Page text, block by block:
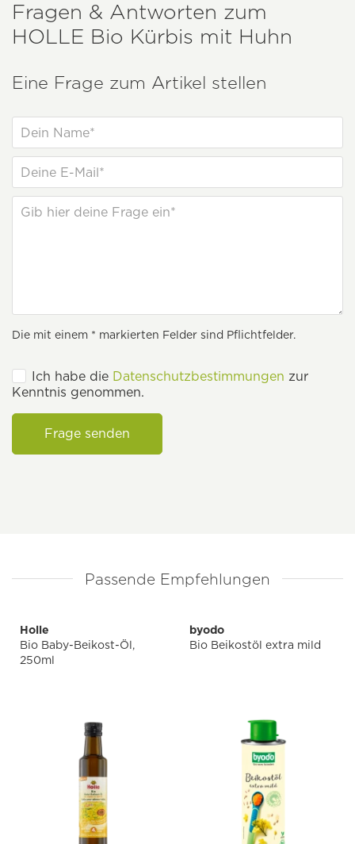
Fragen & Antworten zum
HOLLE Bio Kürbis mit Huhn
Eine Frage zum Artikel stellen
Die mit einem * markierten Felder sind Pflichtfelder.
Ich habe die Datenschutzbestimmungen zur
Kenntnis genommen.
Frage senden
Passende Empfehlungen
Holle
Bio Baby-Beikost-Öl,
250ml
byodo
Bio Beikostöl extra mild